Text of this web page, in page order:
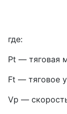
где:
Pt — тяговая
Ft — тяговое
Vp —